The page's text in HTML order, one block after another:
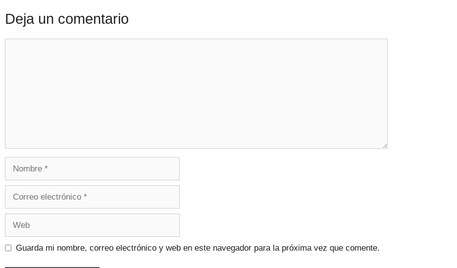
Deja un comentario
Guarda mi nombre, correo electrónico y web en este navegador para la próxima vez que comente.